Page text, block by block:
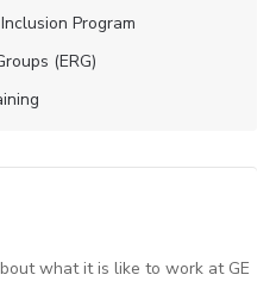
Program
(ERG)
what it is like to work at GE